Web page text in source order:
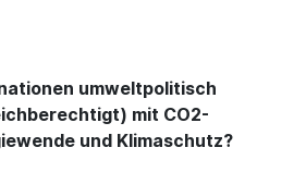
umweltpolitisch
mit CO2-
und Klimaschutz?